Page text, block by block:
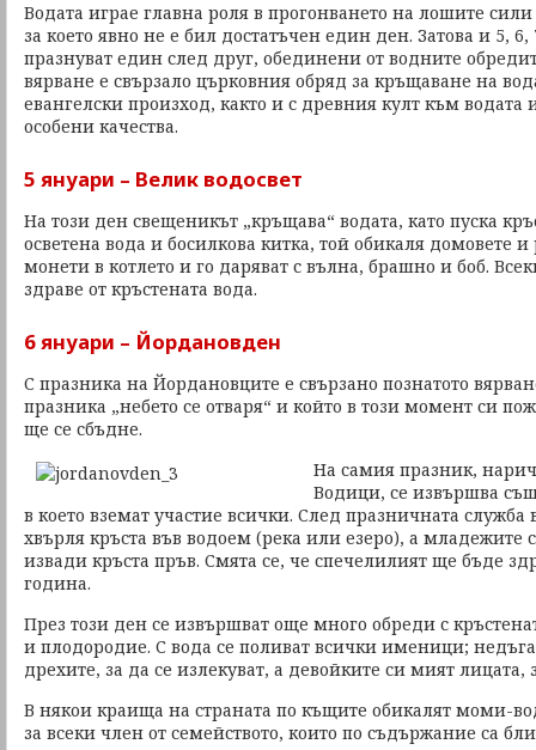
Водата играе главна роля в прогонването на лошите
за което явно не е бил достатъчен един ден. Затова и 5,
празнуват един след друг, обединени от водните
вярване е свързало църковния обряд за кръщаване на
евангелски произход, както и с древния култ към водата
особени качества.
5 януари – Велик водосвет
На този ден свещеникът „кръщава“ водата, като пуска
осветена вода и босилкова китка, той обикаля домовете
монети в котлето и го даряват с вълна, брашно и боб.
здраве от кръстената вода.
6 януари – Йордановден
С празника на Йордановците е свързано познатото
празника „небето се отваря“ и който в този момент си
ще се сбъдне.
На самия празник,
Водици, се извършва
в което вземат участие всички. След празничната
хвърля кръста във водоем (река или езеро), а младежите
извади кръста пръв. Смята се, че спечелилият ще бъде
година.
През този ден се извършват още много обреди с
и плодородие. С вода се поливат всички именици;
дрехите, за да се излекуват, а девойките си мият лицата,
В някои краища на страната по къщите обикалят моми-
за всеки член от семейството, които по съдържание са